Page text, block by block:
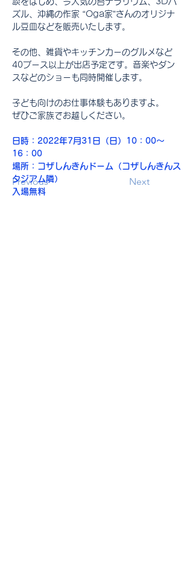
Previous Next
ズル、沖縄の作家 “Oga家”さんのオリジナ
ル豆皿などを販売いたします。
その他、雑貨やキッチンカーのグルメなど
40ブース以上が出店予定です。音楽やダン
スなどのショーも同時開催します。
子ども向けのお仕事体験もありますよ。
ぜひご家族でお越しください。
日時：2022年7月31日（日）10：00～
16：00
場所：コザしんきんドーム（コザしんきんス
タジアム隣）
入場無料